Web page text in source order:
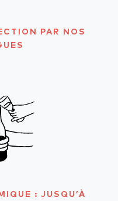
PAR NOS
: JUSQU’À